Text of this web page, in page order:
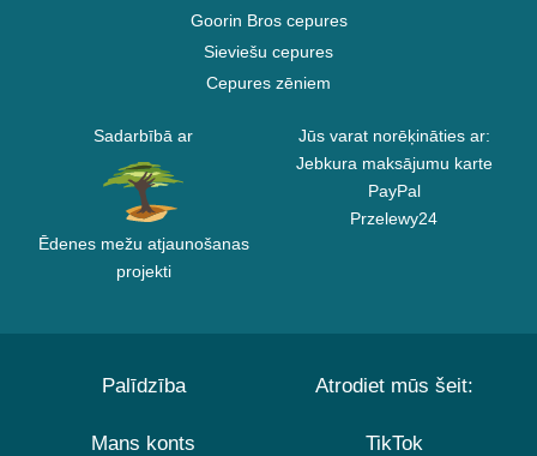
Goorin Bros cepures
Sieviešu cepures
Cepures zēniem
Sadarbībā ar
Ēdenes mežu atjaunošanas
projekti
Jūs varat norēķināties ar:
Jebkura maksājumu karte
PayPal
Przelewy24
Palīdzība
Mans konts
Atrodiet mūs šeit:
TikTok